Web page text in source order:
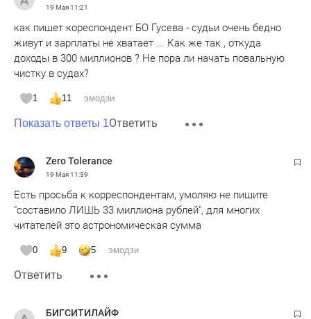
19 Мая11:21
как пишет кореспондент БО Гусева - судьи очень бедно
живут и зарплаты не хватает ... Как же так , откуда
доходы в 300 миллионов ? Не пора ли начать повальную
чистку в судах?
1 11 эмодзи
Показать ответы 1Ответить
Zero Tolerance
19 Мая11:39
Есть просьба к корреспондентам, умоляю не пишите
"составило ЛИШЬ 33 миллиона рублей", для многих
читателей это астрономическая сумма
0 9 5 эмодзи
Ответить
БИГСИТИЛАЙФ